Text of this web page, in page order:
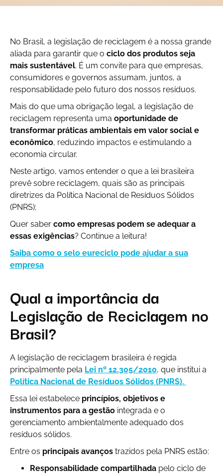
No Brasil, a legislação de reciclagem é a nossa grande
aliada para garantir que o ciclo dos produtos seja
mais sustentável. É um convite para que empresas,
consumidores e governos assumam, juntos, a
responsabilidade pelo futuro dos nossos resíduos.
Mais do que uma obrigação legal, a legislação de
reciclagem representa uma oportunidade de
transformar práticas ambientais em valor social e
econômico, reduzindo impactos e estimulando a
economia circular.
Neste artigo, vamos entender o que a lei brasileira
prevê sobre reciclagem, quais são as principais
diretrizes da Política Nacional de Resíduos Sólidos
(PNRS);
Quer saber como empresas podem se adequar a
essas exigências? Continue a leitura!
Saiba como o selo eureciclo pode ajudar a sua
empresa
Qual a importância da
Legislação de Reciclagem no
Brasil?
A legislação de reciclagem brasileira é regida
principalmente pela Lei nº 12.305/2010, que institui a
Política Nacional de Resíduos Sólidos (PNRS).
Essa lei estabelece princípios, objetivos e
instrumentos para a gestão integrada e o
gerenciamento ambientalmente adequado dos
resíduos sólidos.
Entre os principais avanços trazidos pela PNRS estão:
Responsabilidade compartilhada pelo ciclo de